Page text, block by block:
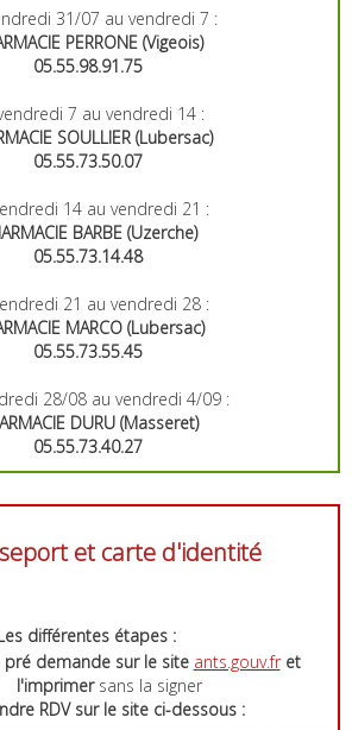
31/07 au vendredi 7 :
PERRONE (Vigeois)
05.55.98.91.75
7 au vendredi 14 :
SOULLIER (Lubersac)
05.55.73.50.07
14 au vendredi 21 :
BARBE (Uzerche)
05.55.73.14.48
21 au vendredi 28 :
MARCO (Lubersac)
05.55.73.55.45
28/08 au vendredi 4/09 :
DURU (Masseret)
05.55.73.40.27
et carte d'identité
différentes étapes :
pré demande sur le site ants.gouv.fret
l'imprimersans la signer
RDV sur le site ci-dessous :